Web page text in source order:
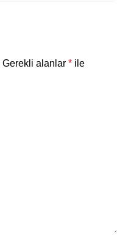
Gerekli alanlar * ile